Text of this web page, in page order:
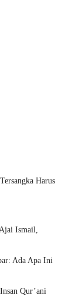
Harus
Ismail,
Ada Apa Ini
Qur’ani